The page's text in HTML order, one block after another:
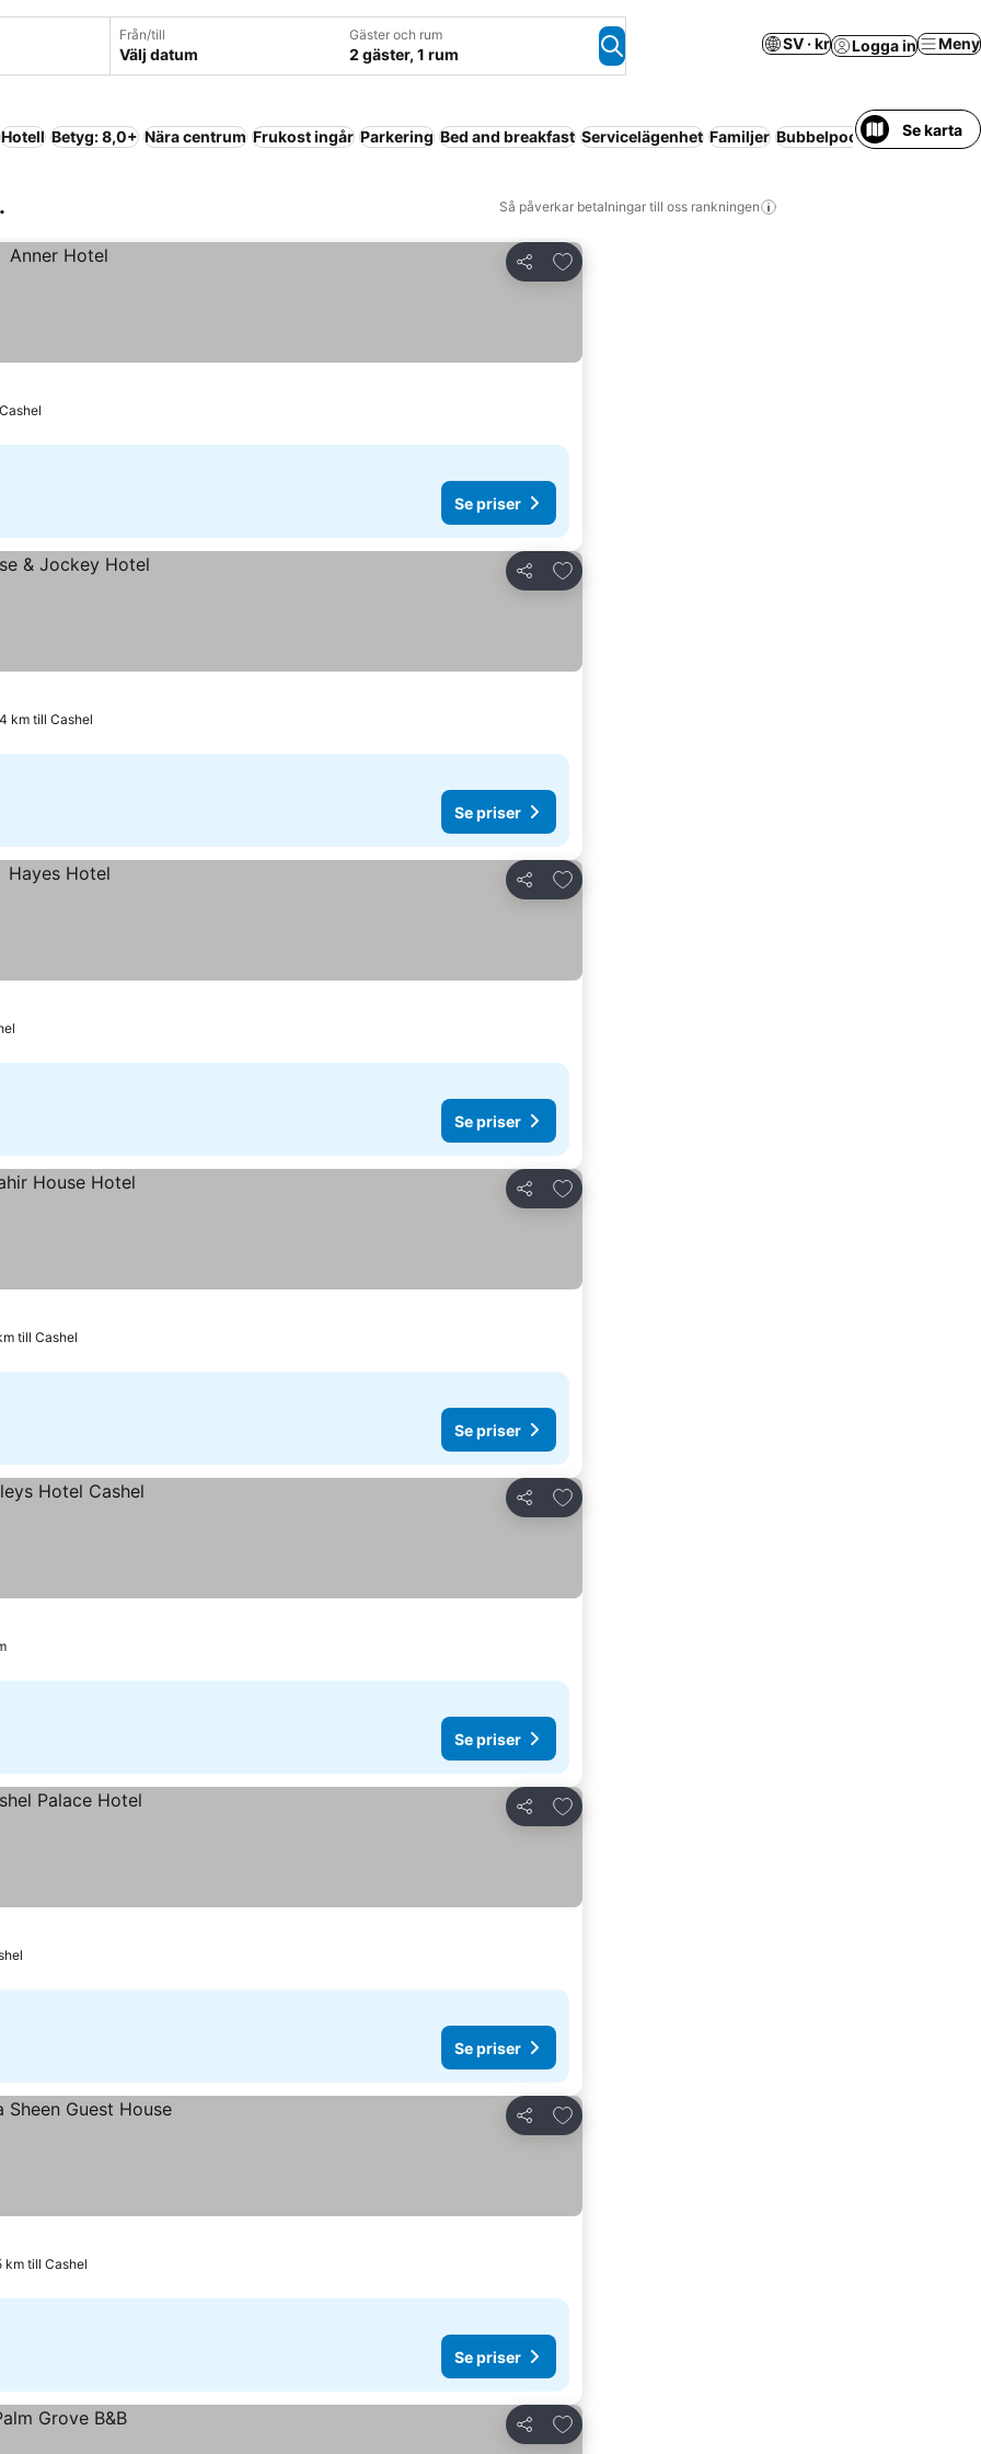
Från/till
Välj datum
Gäster och rum
2 gäster, 1 rum
SV · kr Logga in Meny
Hotell Betyg: 8,0+ Nära centrum Frukost ingår Parkering Bed and breakfast Servicelägenhet Familjer Bubbelpool Pool Gratis
Se karta
Så påverkar betalningar till oss rankningen
Dela
Lägg till i Mina Favoriter
Se priser
Dela
Lägg till i Mina Favoriter
km till Cashel
Se priser
Dela
Lägg till i Mina Favoriter
Se priser
Dela
Lägg till i Mina Favoriter
till Cashel
Se priser
Dela
Lägg till i Mina Favoriter
Se priser
Dela
Lägg till i Mina Favoriter
Se priser
Dela
Lägg till i Mina Favoriter
km till Cashel
Se priser
Dela
Lägg till i Mina Favoriter